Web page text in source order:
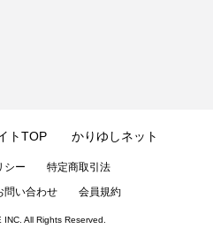
トTOP かりゆしネット
シー
特定商取引法
問い合わせ
会員規約
INC. All Rights Reserved.